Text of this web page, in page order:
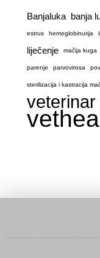
Banjaluka banja
estrus hemoglobinurija
liječenje mačija kuga
parenje parvovirosa
sterilizacija i kastracija
veterinar